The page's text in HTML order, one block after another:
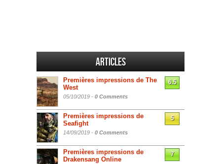
Articles
Premières impressions de The
West
05/10/2019 - 0 Comments
6.5
Premières impressions de
Seafight
14/09/2019 - 0 Comments
5
Premières impressions de
Drakensang Online
7